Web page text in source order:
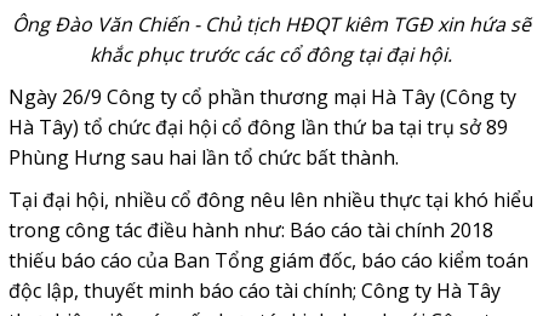
Ông Đào Văn Chiến - Chủ tịch HĐQT kiêm TGĐ xin hứa sẽ
khắc phục trước các cổ đông tại đại hội.
Ngày 26/9 Công ty cổ phần thương mại Hà Tây (Công ty
Hà Tây) tổ chức đại hội cổ đông lần thứ ba tại trụ sở 89
Phùng Hưng sau hai lần tổ chức bất thành.
Tại đại hội, nhiều cổ đông nêu lên nhiều thực tại khó hiểu
trong công tác điều hành như: Báo cáo tài chính 2018
thiếu báo cáo của Ban Tổng giám đốc, báo cáo kiểm toán
độc lập, thuyết minh báo cáo tài chính; Công ty Hà Tây